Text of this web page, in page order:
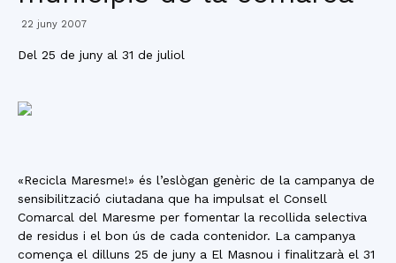
Maresme
22 juny 2007
Del 25 de juny al 31 de juliol
«Recicla Maresme!» és l’eslògan genèric de la campanya de
sensibilització ciutadana que ha impulsat el Consell
Comarcal del Maresme per fomentar la recollida selectiva
de residus i el bon ús de cada contenidor. La campanya
comença el dilluns 25 de juny a El Masnou i finalitzarà el 31